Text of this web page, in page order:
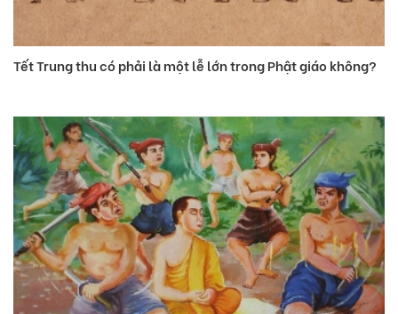
Tết Trung thu có phải là một lễ lớn trong Phật giáo không?